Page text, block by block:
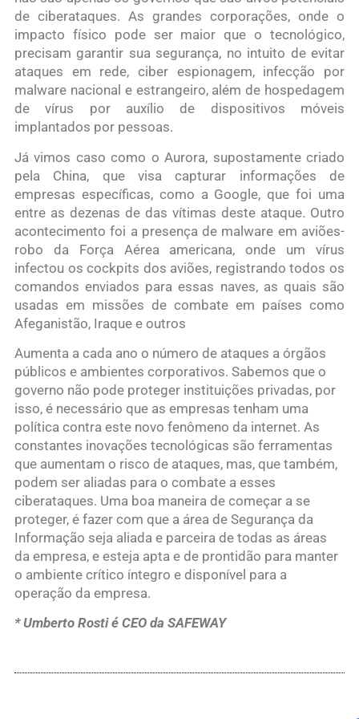
de ciberataques. As grandes corporações, onde o
impacto físico pode ser maior que o tecnológico,
precisam garantir sua segurança, no intuito de evitar
ataques em rede, ciber espionagem, infecção por
malware nacional e estrangeiro, além de hospedagem
de vírus por auxílio de dispositivos móveis
implantados por pessoas.
Já vimos caso como o Aurora, supostamente criado
pela China, que visa capturar informações de
empresas específicas, como a Google, que foi uma
entre as dezenas de das vítimas deste ataque. Outro
acontecimento foi a presença de malware em aviões-
robo da Força Aérea americana, onde um vírus
infectou os cockpits dos aviões, registrando todos os
comandos enviados para essas naves, as quais são
usadas em missões de combate em países como
Afeganistão, Iraque e outros
Aumenta a cada ano o número de ataques a órgãos
públicos e ambientes corporativos. Sabemos que o
governo não pode proteger instituições privadas, por
isso, é necessário que as empresas tenham uma
política contra este novo fenômeno da internet. As
constantes inovações tecnológicas são ferramentas
que aumentam o risco de ataques, mas, que também,
podem ser aliadas para o combate a esses
ciberataques. Uma boa maneira de começar a se
proteger, é fazer com que a área de Segurança da
Informação seja aliada e parceira de todas as áreas
da empresa, e esteja apta e de prontidão para manter
o ambiente crítico íntegro e disponível para a
operação da empresa.
* Umberto Rosti é CEO da SAFEWAY